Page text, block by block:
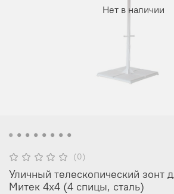
Нет в наличии
(0)
Уличный телескопический зонт
Митек 4х4 (4 спицы, сталь)